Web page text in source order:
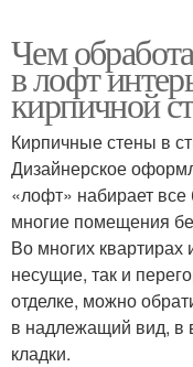
Чем
в лофт
кирпичной
Кирпичные стены в
Дизайнерское
«лофт» набирает
многие помещения
Во многих
несущие, так и
отделке, можно
в надлежащий вид, в
кладки.